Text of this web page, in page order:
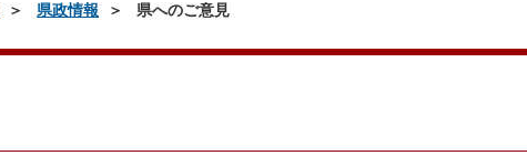
県政情報 県へのご意見